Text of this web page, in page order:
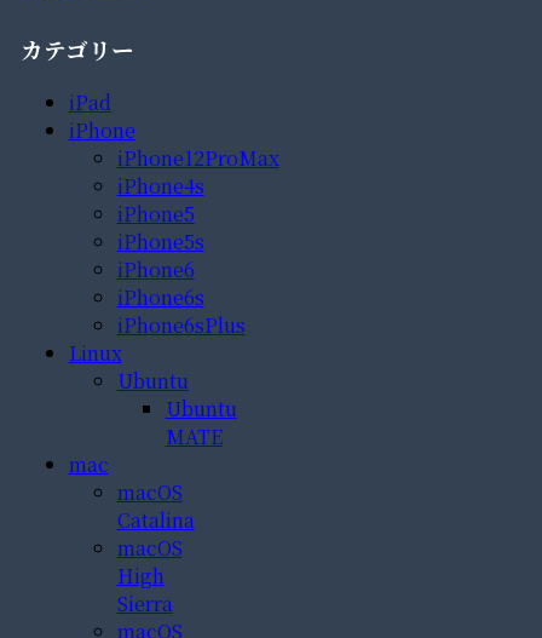
カテゴリー
iPad
iPhone
iPhone12ProMax
iPhone4s
iPhone5
iPhone5s
iPhone6
iPhone6s
iPhone6sPlus
Linux
Ubuntu
Ubuntu
MATE
mac
macOS
Catalina
macOS
High
Sierra
macOS